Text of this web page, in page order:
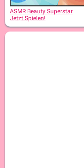
ASMR Beauty Superstar
Jetzt Spielen!